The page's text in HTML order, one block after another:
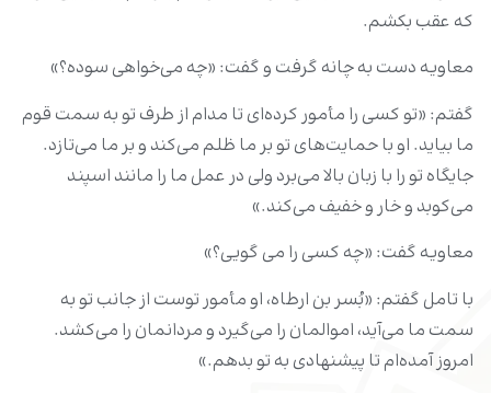
که عقب بکشم.
معاویه دست به چانه گرفت و گفت: «چه می‌خواهی سوده؟»
گفتم: «تو کسی را مأمور کرده‌ای تا مدام از طرف تو به سمت قوم
ما بیاید. او با حمایت‌های تو بر ما ظلم می‌کند و بر ما می‌تازد.
جایگاه تو را با زبان بالا می‌برد ولی در عمل ما را مانند اسپند
می‌کوبد و خار و خفیف می‌کند.»
معاویه گفت: «چه کسی را می گویی؟»
با تامل گفتم: «بُسر بن ارطاه، او مأمور توست از جانب تو به
سمت ما می‌آید، اموالمان را می‌گیرد و مردانمان را می‌کشد.
امروز آمده‌ام تا پیشنهادی به تو بدهم.»